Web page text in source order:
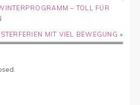
– TOLL FÜR
MIT VIEL BEWEGUNG »